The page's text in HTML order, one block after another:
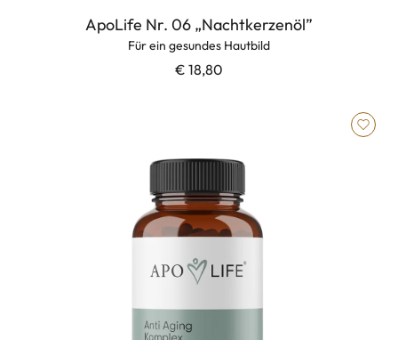
ApoLife Nr. 06 „Nachtkerzenöl”
Für ein gesundes Hautbild
€ 18,80